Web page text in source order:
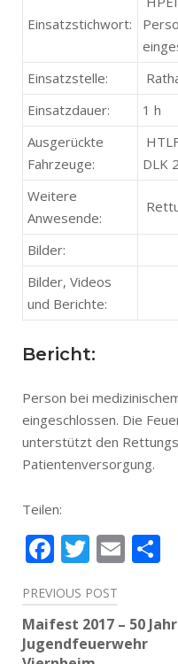
Einsatzstichwort:
Einsatzstelle:
Einsatzdauer:
1 h
Ausgerückte
Fahrzeuge:
DLK
Weitere
Anwesende:
Bilder:
Bilder, Videos
und Berichte:
Bericht:
Person bei
eingeschlossen. Die
unterstützt den
Patientenversorgung.
Teilen:
Facebook
Twitter
Email
PREVIOUS POST
Maifest 2017 – 50
Jugendfeuerwehr